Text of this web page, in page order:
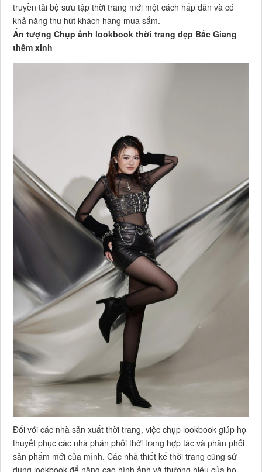
truyền tải bộ sưu tập thời trang mới một cách hấp dẫn và có
khả năng thu hút khách hàng mua sắm.
Ấn tượng Chụp ảnh lookbook thời trang đẹp Bắc Giang
thêm xinh
Đối với các nhà sản xuất thời trang, việc chụp lookbook giúp họ
thuyết phục các nhà phân phối thời trang hợp tác và phân phối
sản phẩm mới của mình. Các nhà thiết kế thời trang cũng sử
dụng lookbook để nâng cao hình ảnh và thương hiệu của họ,